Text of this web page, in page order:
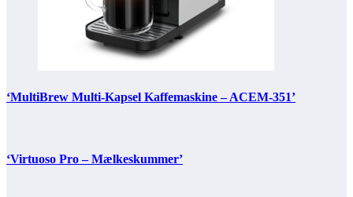
‘MultiBrew Multi-Kapsel Kaffemaskine – ACEM-351’
‘Virtuoso Pro – Mælkeskummer’